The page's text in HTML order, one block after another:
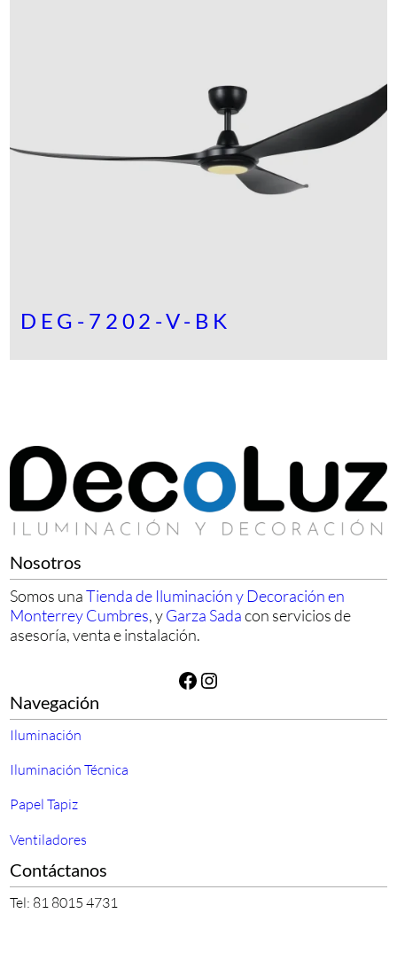
DEG-7202-V-BK
Nosotros
Somos unaTienda de Iluminación y Decoración en
Monterrey Cumbres, yGarza Sadacon servicios de
asesoría, venta e instalación.
Facebook Instagram
Navegación
Iluminación
Iluminación Técnica
Papel Tapiz
Ventiladores
Contáctanos
Tel: 81 8015 4731